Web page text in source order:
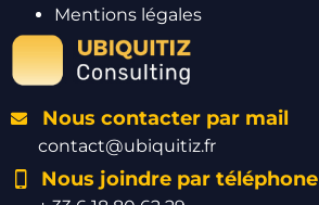
Mentions légales
Nous contacter par mail
contact@ubiquitiz.fr
Nous joindre par téléphone